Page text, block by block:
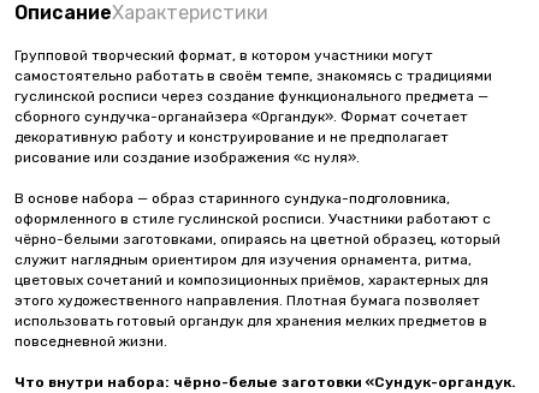
ОписаниеХарактеристики
Групповой творческий формат, в котором участники могут
самостоятельно работать в своём темпе, знакомясь с традициями
гуслинской росписи через создание функционального предмета —
сборного сундучка-органайзера «Органдук». Формат сочетает
декоративную работу и конструирование и не предполагает
рисование или создание изображения «с нуля».
В основе набора — образ старинного сундука-подголовника,
оформленного в стиле гуслинской росписи. Участники работают с
чёрно-белыми заготовками, опираясь на цветной образец, который
служит наглядным ориентиром для изучения орнамента, ритма,
цветовых сочетаний и композиционных приёмов, характерных для
этого художественного направления. Плотная бумага позволяет
использовать готовый органдук для хранения мелких предметов в
повседневной жизни.
Что внутри набора: чёрно-белые заготовки «Сундук-органдук.